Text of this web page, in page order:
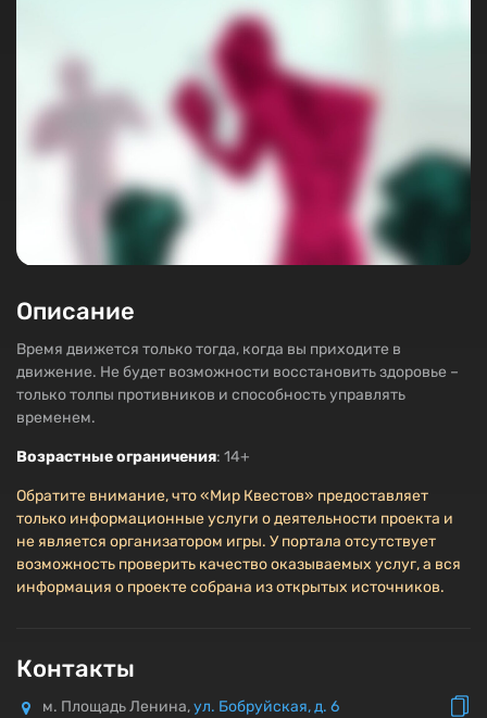
Описание
Время движется только тогда, когда вы приходите в
движение. Не будет возможности восстановить здоровье –
только толпы противников и способность управлять
временем.
Возрастные ограничения: 14+
Обратите внимание, что «Мир Квестов» предоставляет
только информационные услуги о деятельности проекта и
не является организатором игры. У портала отсутствует
возможность проверить качество оказываемых услуг, а вся
информация о проекте собрана из открытых источников.
Контакты
м. Площадь Ленина,ул. Бобруйская, д. 6